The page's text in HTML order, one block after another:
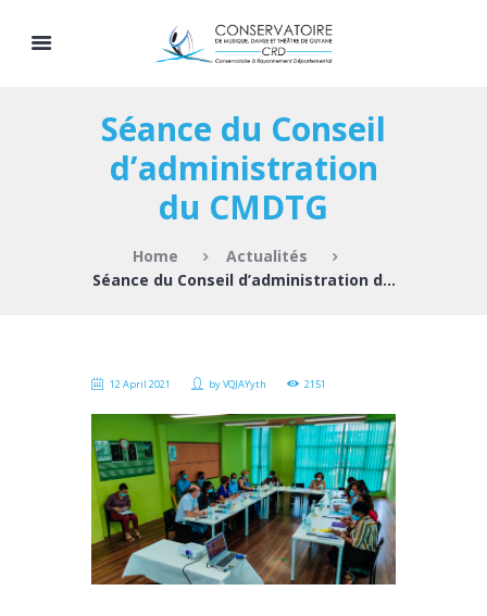
Séance du Conseil
d’administration
du CMDTG
Home
Actualités
Séance du Conseil d’administration du CMDTG
12 April 2021 byVQJAYyth 2151